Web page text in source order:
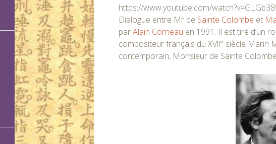
https://www.youtube.com/
Dialogue entre Mr de Sainte Colombe et
parAlain Corneau en 1991. Il est tiré d’un
compositeur français du XVll° siècle
contemporain, Monsieur de Sainte